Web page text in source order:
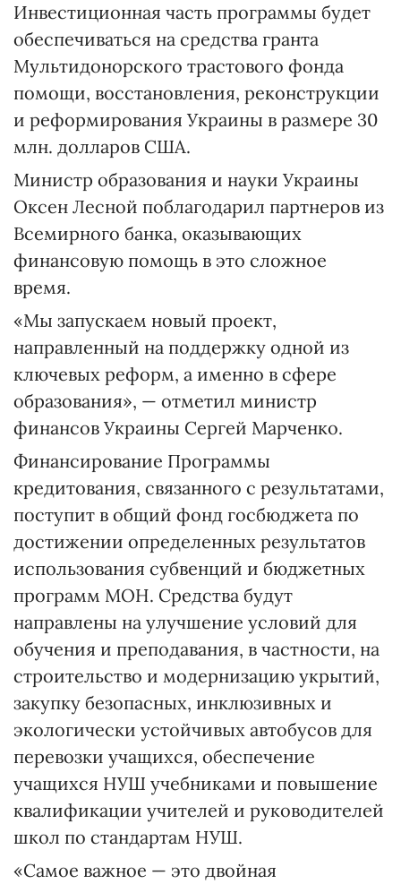
Инвестиционная часть программы будет
обеспечиваться на средства гранта
Мультидонорского трастового фонда
помощи, восстановления, реконструкции
и реформирования Украины в размере 30
млн. долларов США.
Министр образования и науки Украины
Оксен Лесной поблагодарил партнеров из
Всемирного банка, оказывающих
финансовую помощь в это сложное
время.
«Мы запускаем новый проект,
направленный на поддержку одной из
ключевых реформ, а именно в сфере
образования», — отметил министр
финансов Украины Сергей Марченко.
Финансирование Программы
кредитования, связанного с результатами,
поступит в общий фонд госбюджета по
достижении определенных результатов
использования субвенций и бюджетных
программ МОН. Средства будут
направлены на улучшение условий для
обучения и преподавания, в частности, на
строительство и модернизацию укрытий,
закупку безопасных, инклюзивных и
экологически устойчивых автобусов для
перевозки учащихся, обеспечение
учащихся НУШ учебниками и повышение
квалификации учителей и руководителей
школ по стандартам НУШ.
«Самое важное — это двойная